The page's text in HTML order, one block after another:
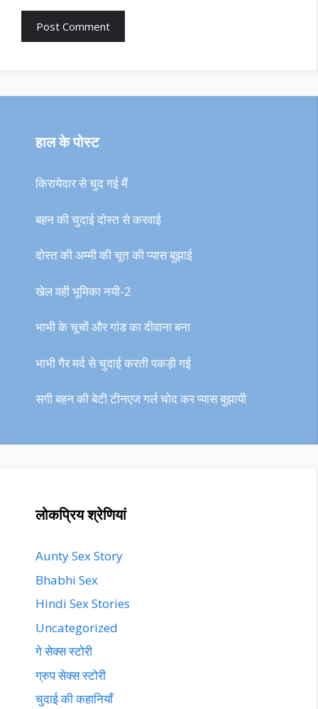
हाल के पोस्ट
किरायेदार से चुद गई मैं
बहन की चुदाई दोस्त से करवाई
दोस्त की अम्मी की चूत की प्यास बुझाई
खेल वही भूमिका नयी-2
भाभी के चूचों और गांड का दीवाना बना
भाभी गैर मर्द से चुदाई करती पकड़ी गई
सगी बहन की बेटी टीनएज गर्ल चोद कर प्यास बुझायी
लोकप्रिय श्रेणियां
Aunty Sex Story
Bhabhi Sex
Hindi Sex Stories
Uncategorized
गे सेक्स स्टोरी
ग्रुप सेक्स स्टोरी
चुदाई की कहानियाँ